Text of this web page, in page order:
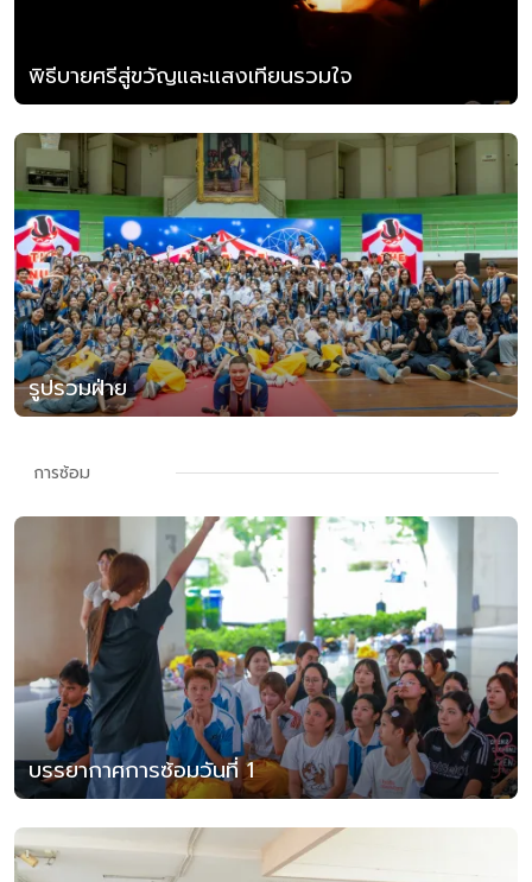
พิธีบายศรีสู่ขวัญและแสงเทียนรวมใจ
รูปรวมฝ่าย
การซ้อม
บรรยากาศการซ้อมวันที่ 1